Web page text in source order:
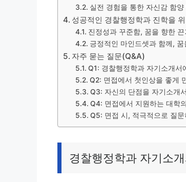
실전 경험을 통한 자신감 함양
성공적인 경찰행정학과 진학을
진정성과 꾸준함, 꿈을 향한
긍정적인 마인드셋과 함께,
자주 묻는 질문(Q&A)
Q1: 경찰행정학과 자기소개서
Q2: 면접에서 첫인상을 좋게
Q3: 자신의 단점을 자기소개
Q4: 면접에서 지원하는 대학
Q5: 면접 시, 적극적으로 질
경찰행정학과 자기소